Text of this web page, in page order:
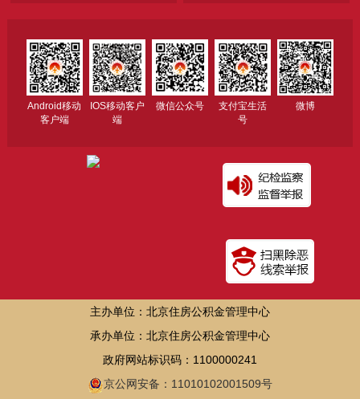
Android移动
客户端
IOS移动客户
端
微信公众号
支付宝生活
号
微博
主办单位：北京住房公积金管理中心
承办单位：北京住房公积金管理中心
政府网站标识码：1100000241
京公网安备：11010102001509号